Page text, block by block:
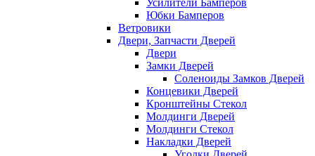
Усилители Бамперов
Юбки Бамперов
Ветровики
Двери, Запчасти Дверей
Двери
Замки Дверей
Соленоиды Замков Дверей
Концевики Дверей
Кронштейны Стекол
Молдинги Дверей
Молдинги Стекол
Накладки Дверей